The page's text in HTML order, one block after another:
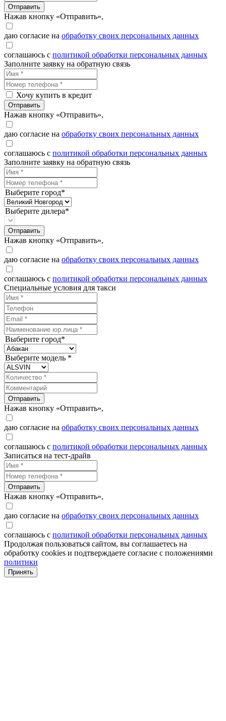
Отправить
Нажав кнопку «Отправить»,
даю согласие на обработку своих персональных данных
соглашаюсь с политикой обработки персональных данных
Заполните заявку на обратную связь
Хочу купить в кредит
Отправить
Нажав кнопку «Отправить»,
даю согласие на обработку своих персональных данных
соглашаюсь с политикой обработки персональных данных
Заполните заявку на обратную связь
Выберите город*
Выберите дилера*
Отправить
Нажав кнопку «Отправить»,
даю согласие на обработку своих персональных данных
соглашаюсь с политикой обработки персональных данных
Специальные условия для такси
Выберите город*
Выберите модель *
Отправить
Нажав кнопку «Отправить»,
даю согласие на обработку своих персональных данных
соглашаюсь с политикой обработки персональных данных
Записаться на тест-драйв
Отправить
Нажав кнопку «Отправить»,
даю согласие на обработку своих персональных данных
соглашаюсь с политикой обработки персональных данных
Продолжая пользоваться сайтом, вы соглашаетесь на
обработку cookies и подтверждаете согласие с положениями
политики
Принять